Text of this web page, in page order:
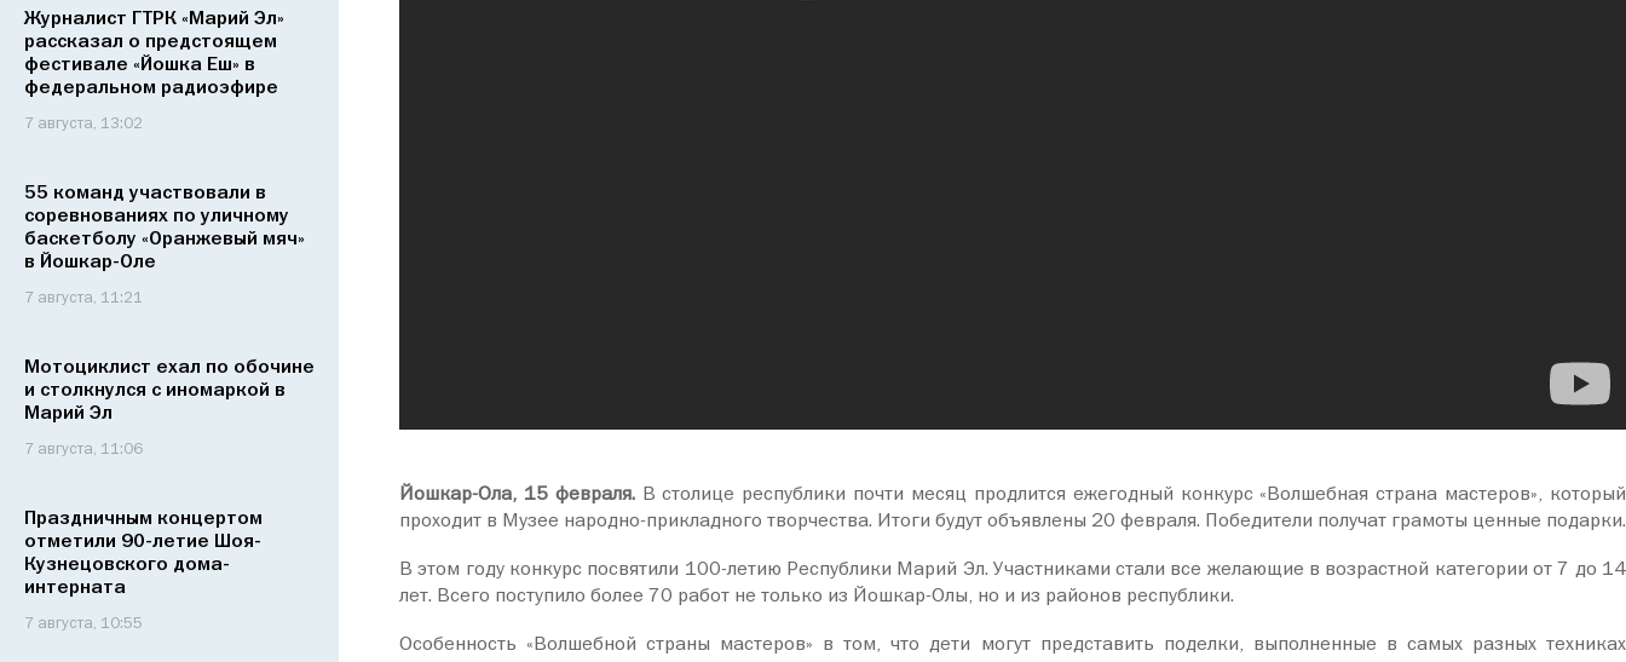
Йошкар-Ола, 15 февраля.В столице республики почти месяц продлится ежегодный конкурс «Волшебная страна мастеров», который
проходит в Музее народно-прикладного творчества. Итоги будут объявлены 20 февраля. Победители получат грамоты ценные подарки.
В этом году конкурс посвятили 100-летию Республики Марий Эл. Участниками стали все желающие в возрастной категории от 7 до 14
лет. Всего поступило более 70 работ не только из Йошкар-Олы, но и из районов республики.
Особенность «Волшебной страны мастеров» в том, что дети могут представить поделки, выполненные в самых разных техниках
Журналист ГТРК «Марий Эл»
рассказал о предстоящем
фестивале «Йошка Еш» в
федеральном радиоэфире
7 августа, 13:02
55 команд участвовали в
соревнованиях по уличному
баскетболу «Оранжевый мяч»
в Йошкар-Оле
7 августа, 11:21
Мотоциклист ехал по обочине
и столкнулся с иномаркой в
Марий Эл
7 августа, 11:06
Праздничным концертом
отметили 90-летие Шоя-
Кузнецовского дома-
интерната
7 августа, 10:55